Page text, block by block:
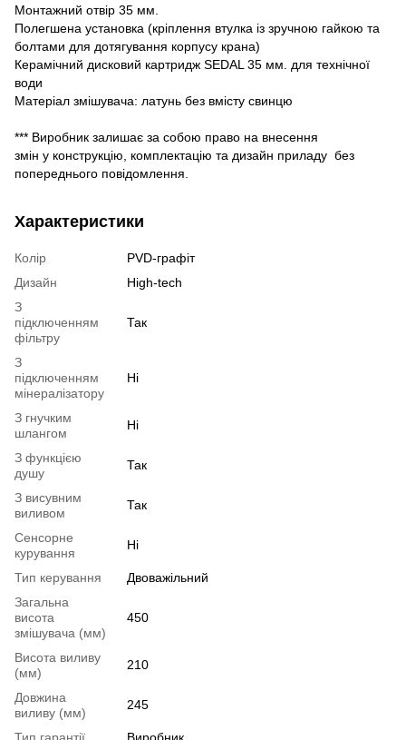
Монтажний отвір 35 мм.
Полегшена установка (кріплення втулка із зручною гайкою та
болтами для дотягування корпусу крана)
Керамічний дисковий картридж SEDAL 35 мм. для технічної
води
Матеріал змішувача: латунь без вмісту свинцю
*** Виробник залишає за собою право на внесення
змін у конструкцію, комплектацію та дизайн приладу без
попереднього повідомлення.
Характеристики
Колір
PVD-графіт
Дизайн
High-tech
З
підключенням
фільтру
Так
З
підключенням
мінералізатору
Ні
З гнучким
шлангом
Ні
З функцією
душу
Так
З висувним
виливом
Так
Сенсорне
курування
Ні
Тип керування
Двоважільний
Загальна
висота
змішувача (мм)
450
Висота виливу
(мм)
210
Довжина
виливу (мм)
245
Тип гарантії Виробник